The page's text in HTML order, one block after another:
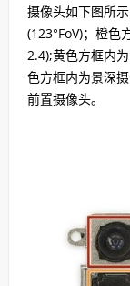
摄像头如下图所
(123°FoV)；橙
2.4);黄色方框内
色方框内为景深
前置摄像头。